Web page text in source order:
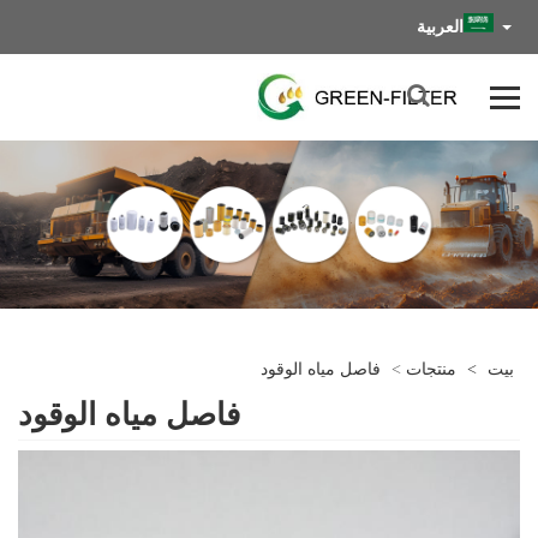
العربية
بيت > منتجات > فاصل مياه الوقود
فاصل مياه الوقود